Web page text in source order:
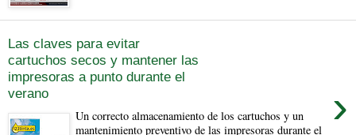
Las claves para evitar
cartuchos secos y mantener las
impresoras a punto durante el
verano
›
Un correcto almacenamiento de los cartuchos y un
mantenimiento preventivo de las impresoras durante el